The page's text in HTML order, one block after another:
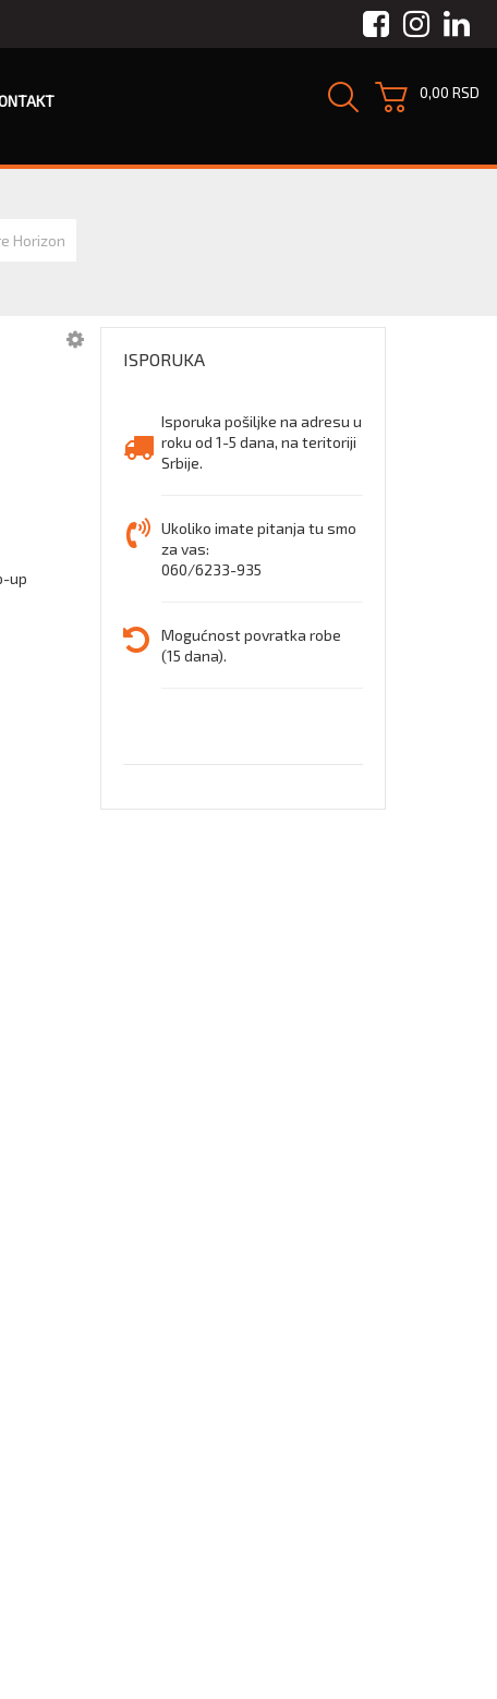
Facebook
0,00 RSD
Horizon
up
ISPORUKA
Isporuka pošiljke na adresu u
roku od 1-5 dana, na teritoriji
Srbije.
Ukoliko imate pitanja tu smo
za vas:
060/6233-935
Mogućnost povratka robe
(15 dana).